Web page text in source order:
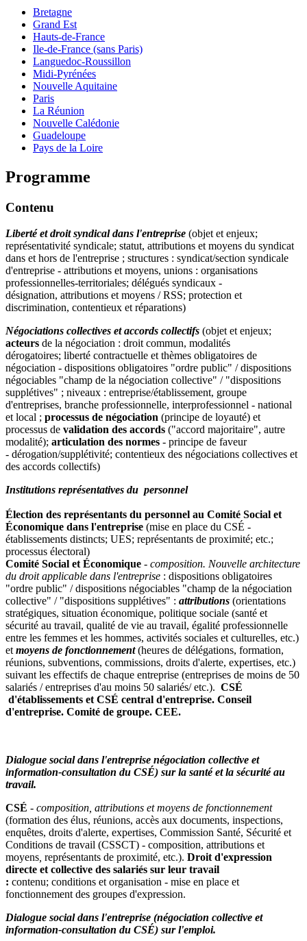
Bretagne
Grand Est
Hauts-de-France
Ile-de-France (sans Paris)
Languedoc-Roussillon
Midi-Pyrénées
Nouvelle Aquitaine
Paris
La Réunion
Nouvelle Calédonie
Guadeloupe
Pays de la Loire
Programme
Contenu
Liberté et droit syndical dans l'entreprise (objet et enjeux;
représentativité syndicale; statut, attributions et moyens du syndicat
dans et hors de l'entreprise ; structures : syndicat/section syndicale
d'entreprise - attributions et moyens, unions : organisations
professionnelles-territoriales; délégués syndicaux -
désignation, attributions et moyens / RSS; protection et
discrimination, contentieux et réparations)
Négociations collectives et accords collectifs (objet et enjeux;
acteurs de la négociation : droit commun, modalités
dérogatoires; liberté contractuelle et thèmes obligatoires de
négociation - dispositions obligatoires "ordre public" / dispositions
négociables "champ de la négociation collective" / "dispositions
supplétives" ; niveaux : entreprise/établissement, groupe
d'entreprises, branche professionnelle, interprofessionnel - national
et local ; processus de négociation (principe de loyauté) et
processus de validation des accords ("accord majoritaire", autre
modalité); articulation des normes - principe de faveur
- dérogation/supplétivité; contentieux des négociations collectives et
des accords collectifs)
Institutions représentatives du personnel
Élection des représentants du personnel au Comité Social et
Économique dans l'entreprise (mise en place du CSÉ -
établissements distincts; UES; représentants de proximité; etc.;
processus électoral)
Comité Social et Économique - composition. Nouvelle architecture
du droit applicable dans l'entreprise : dispositions obligatoires
"ordre public" / dispositions négociables "champ de la négociation
collective" / "dispositions supplétives" : attributions (orientations
stratégiques, situation économique, politique sociale (santé et
sécurité au travail, qualité de vie au travail, égalité professionnelle
entre les femmes et les hommes, activités sociales et culturelles, etc.)
et moyens de fonctionnement(heures de délégations, formation,
réunions, subventions, commissions, droits d'alerte, expertises, etc.)
suivant les effectifs de chaque entreprise (entreprises de moins de 50
salariés / entreprises d'au moins 50 salariés/ etc.). CSÉ
d'établissements et CSÉ central d'entreprise. Conseil
d'entreprise. Comité de groupe. CEE.
Dialogue social dans l'entreprise négociation collective et
information-consultation du CSÉ) sur la santé et la sécurité au
travail.
CSÉ - composition, attributions et moyens de fonctionnement
(formation des élus, réunions, accès aux documents, inspections,
enquêtes, droits d'alerte, expertises, Commission Santé, Sécurité et
Conditions de travail (CSSCT) - composition, attributions et
moyens représentants de proximité, etc.). Droit d'expression
directe et collective des salariés sur leur travail
: contenu; conditions et organisation - mise en place et
fonctionnement des groupes d'expression.
Dialogue social dans l'entreprise (négociation collective et
information-consultation du CSÉ) sur l'emploi.